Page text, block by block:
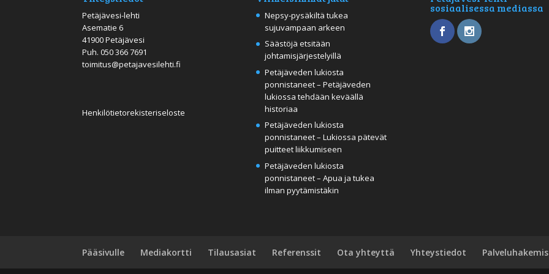
Petäjävesi-lehti
Asematie 6
41900 Petäjävesi
Puh.050 366 7691
toimitus@petajavesilehti.fi
Henkilötietorekisteriseloste
Nepsy-pysäkiltä tukea
sujuvampaan arkeen
Säästöjä etsitään
johtamisjärjestelyillä
Petäjäveden lukiosta
ponnistaneet – Petäjäveden
lukiossa tehdään keväällä
historiaa
Petäjäveden lukiosta
ponnistaneet – Lukiossa pätevät
puitteet liikkumiseen
Petäjäveden lukiosta
ponnistaneet – Apua ja tukea
ilman pyytämistäkin
sosiaalisessa mediassa
Pääsivulle Mediakortti Tilausasiat Referenssit Ota yhteyttä Yhteystiedot